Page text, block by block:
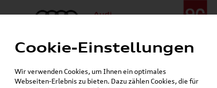
Menü
24h-Pannenhilfe:+49 (0)171 / 870 72 87
Gerade geöffnet
Cookie-Einstellungen
Wir verwenden Cookies, um Ihnen ein optimales
Webseiten-Erlebnis zu bieten. Dazu zählen Cookies, die für